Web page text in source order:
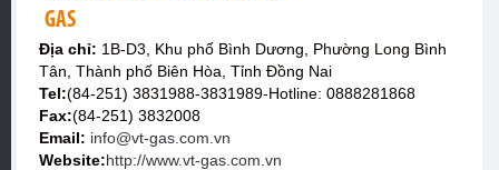
GAS
Địa chỉ: 1B-D3, Khu phố Bình Dương, Phường Long Bình
Tân, Thành phố Biên Hòa, Tỉnh Đồng Nai
Tel:(84-251) 3831988-3831989-Hotline: 0888281868
Fax:(84-251) 3832008
Email: info@vt-gas.com.vn
Website:http://www.vt-gas.com.vn